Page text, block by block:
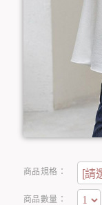
商品規格：
商品數量：